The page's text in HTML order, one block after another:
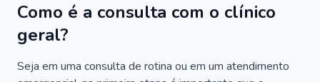
Como é a consulta com o clínico
geral?
Seja em uma consulta de rotina ou em um atendimento